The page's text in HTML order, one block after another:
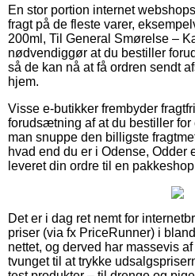
En stor portion internet
fragt på de fleste varer,
200ml, Til General Smørelse –
nødvendiggør at du bestiller
så de kan nå at få ordren sendt
hjem.
Visse e-butikker frembyder
forudsætning af at du bestiller for
man snuppe den billigste
hvad end du er i Odense, Odder
leveret din ordre til en
Det er i dag ret nemt for
priser (via fx PriceRunner) i
nettet, og derved har massevis
tvunget til at trykke